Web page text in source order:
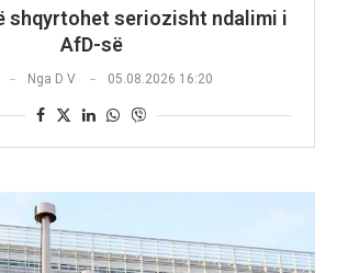
shqyrtohet seriozisht ndalimi i
AfD-së
Nga D V 05.08.2026 16:20